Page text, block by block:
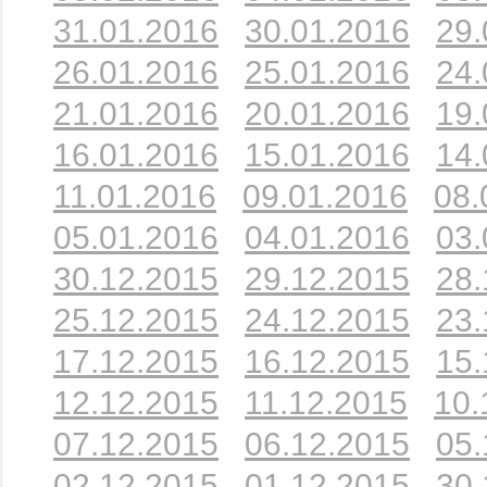
31.01.2016
30.01.2016
26.01.2016
25.01.2016
21.01.2016
20.01.2016
16.01.2016
15.01.2016
11.01.2016
09.01.2016
05.01.2016
04.01.2016
30.12.2015
29.12.2015
25.12.2015
24.12.2015
17.12.2015
16.12.2015
12.12.2015
11.12.2015
07.12.2015
06.12.2015